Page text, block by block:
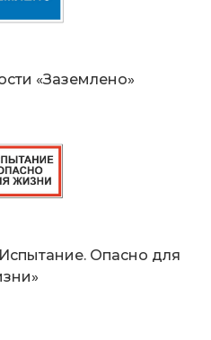
«Заземлено»
Опасно для